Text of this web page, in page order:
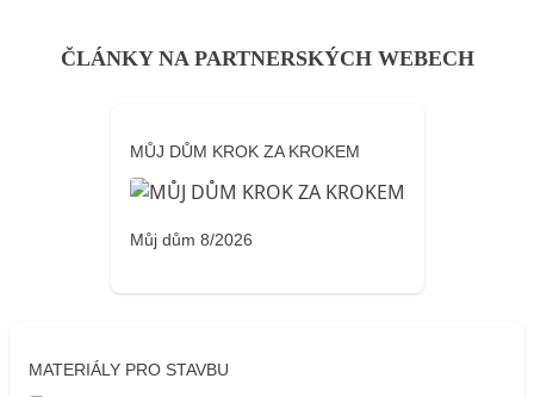
ČLÁNKY NA PARTNERSKÝCH WEBECH
MŮJ DŮM KROK ZA KROKEM
Můj dům 8/2026
MATERIÁLY PRO STAVBU